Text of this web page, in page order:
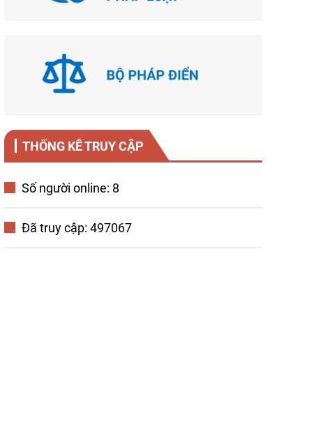
THỐNG KÊ TRUY CẬP
Số người online: 8
Đã truy cập: 497067